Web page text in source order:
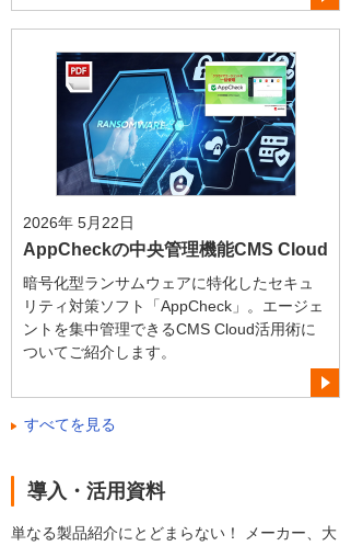
2026年 5月22日
AppCheckの中央管理機能CMS Cloud
暗号化型ランサムウェアに特化したセキュ
リティ対策ソフト「AppCheck」。エージェ
ントを集中管理できるCMS Cloud活用術に
ついてご紹介します。
すべてを見る
導入・活用資料
単なる製品紹介にとどまらない！ メーカー、大